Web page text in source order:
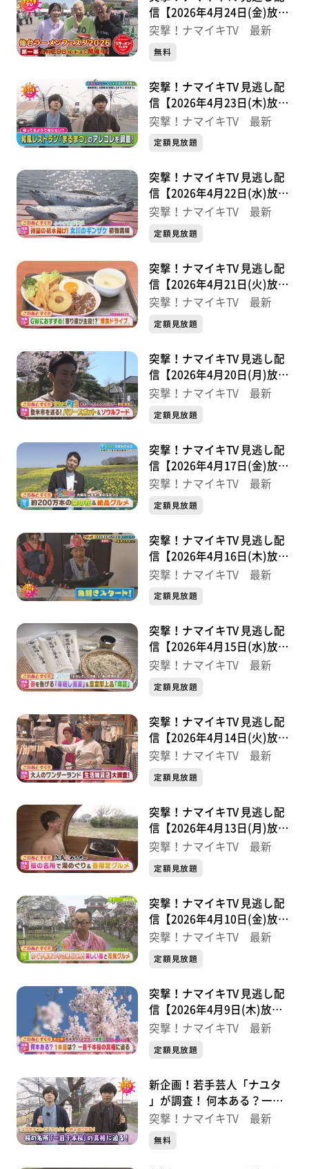
信【2026年4月24日(金)放送
分】
突撃！ナマイキTV 最新
無料
突撃！ナマイキTV 見逃し配
信【2026年4月23日(木)放送
分】
突撃！ナマイキTV 最新
定額見放題
突撃！ナマイキTV 見逃し配
信【2026年4月22日(水)放送
分】
突撃！ナマイキTV 最新
定額見放題
突撃！ナマイキTV 見逃し配
信【2026年4月21日(火)放送
分】
突撃！ナマイキTV 最新
定額見放題
突撃！ナマイキTV 見逃し配
信【2026年4月20日(月)放送
分】
突撃！ナマイキTV 最新
定額見放題
突撃！ナマイキTV 見逃し配
信【2026年4月17日(金)放送
分】
突撃！ナマイキTV 最新
定額見放題
突撃！ナマイキTV 見逃し配
信【2026年4月16日(木)放送
分】
突撃！ナマイキTV 最新
定額見放題
突撃！ナマイキTV 見逃し配
信【2026年4月15日(水)放送
分】
突撃！ナマイキTV 最新
定額見放題
突撃！ナマイキTV 見逃し配
信【2026年4月14日(火)放送
分】
突撃！ナマイキTV 最新
定額見放題
突撃！ナマイキTV 見逃し配
信【2026年4月13日(月)放送
分】
突撃！ナマイキTV 最新
定額見放題
突撃！ナマイキTV 見逃し配
信【2026年4月10日(金)放送
分】
突撃！ナマイキTV 最新
定額見放題
突撃！ナマイキTV 見逃し配
信【2026年4月9日(木)放送
分】
突撃！ナマイキTV 最新
定額見放題
新企画！若手芸人「ナユタ
」が調査！ 何本ある？一目
千本桜の真相に迫る【突撃！
突撃！ナマイキTV 最新
無料